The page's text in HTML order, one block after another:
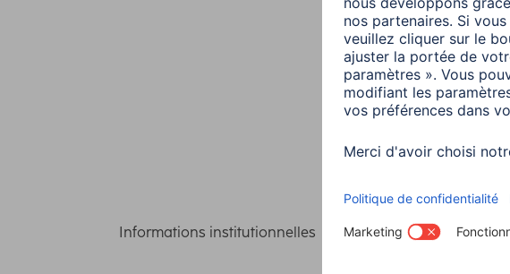
Informations institutionnelles Confidentialité et Securité